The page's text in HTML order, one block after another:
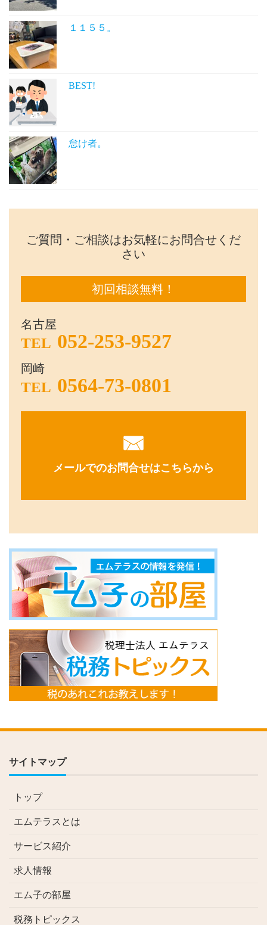
１１５５。
BEST!
怠け者。
ご質問・ご相談はお気軽にお問合せくだ
さい
初回相談無料！
名古屋
TEL 052-253-9527
岡崎
TEL 0564-73-0801
メールでのお問合せはこちらから
サイトマップ
トップ
エムテラスとは
サービス紹介
求人情報
エム子の部屋
税務トピックス